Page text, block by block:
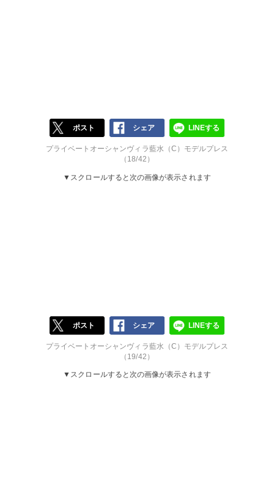
ポスト シェア LINEする
プライベートオーシャンヴィラ藍水（C）モデルプレス
（18/42）
▼スクロールすると次の画像が表示されます
ポスト シェア LINEする
プライベートオーシャンヴィラ藍水（C）モデルプレス
（19/42）
▼スクロールすると次の画像が表示されます